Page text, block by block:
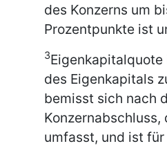
des Konzerns um
Prozentpunkte ist
3
des Eigenkapitals
bemisst sich nach
Konzernabschluss,
umfasst, und ist